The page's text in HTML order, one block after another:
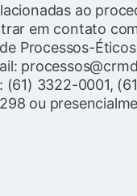
ao
em contato
Processos-
(61) 3322-0001,
ou